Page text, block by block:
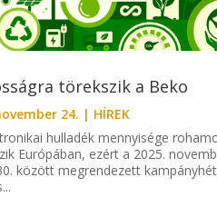
törekszik a Beko
24. | HÍREK
hulladék mennyisége
Európában, ezért a 2025.
között megrendezett